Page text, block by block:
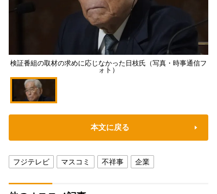
検証番組の取材の求めに応じなかった日枝氏（写真・時事通信フ
ォト）
本文に戻る
フジテレビ マスコミ 不祥事 企業